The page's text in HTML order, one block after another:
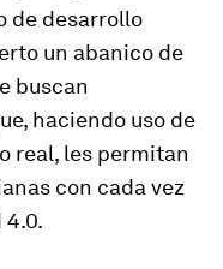
de desarrollo
un abanico de
buscan
haciendo uso de
real, les permitan
con cada vez